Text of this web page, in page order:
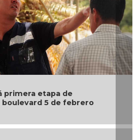
Fetichismo o sentir placer por
normal?